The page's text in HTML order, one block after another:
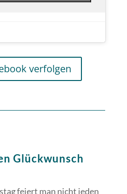
verfolgen
Glückwunsch
feiert man nicht jeden